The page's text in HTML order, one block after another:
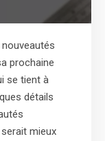
prochaine
se tient à
détails
mieux